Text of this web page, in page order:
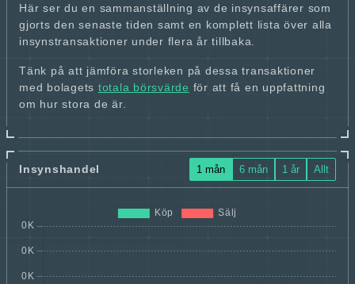
Här ser du en sammanställning av de insynsaffärer som
gjorts den senaste tiden samt en komplett lista över alla
insynstransaktioner under flera år tillbaka.
Tänk på att jämföra storleken på dessa transaktioner
med bolagets totala börsvärde för att få en uppfattning
om hur stora de är.
Insynshandel 1 mån 6 mån 1 år Allt